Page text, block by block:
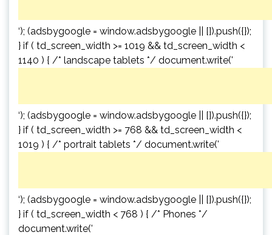
‘); (adsbygoogle = window.adsbygoogle || []).push({});
} if ( td_screen_width >= 1019 && td_screen_width <
1140 ) { /* landscape tablets */ document.write('
‘); (adsbygoogle = window.adsbygoogle || []).push({});
} if ( td_screen_width >= 768 && td_screen_width <
1019 ) { /* portrait tablets */ document.write('
‘); (adsbygoogle = window.adsbygoogle || []).push({});
} if ( td_screen_width < 768 ) { /* Phones */
document.write('